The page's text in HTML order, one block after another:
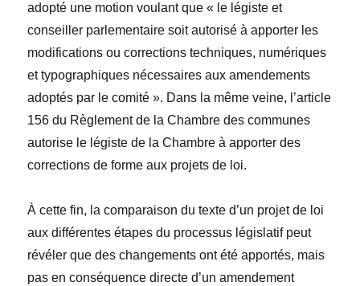
adopté une motion voulant que « le légiste et
conseiller parlementaire soit autorisé à apporter les
modifications ou corrections techniques, numériques
et typographiques nécessaires aux amendements
adoptés par le comité ». Dans la même veine, l’article
156 du Règlement de la Chambre des communes
autorise le légiste de la Chambre à apporter des
corrections de forme aux projets de loi.
À cette fin, la comparaison du texte d’un projet de loi
aux différentes étapes du processus législatif peut
révéler que des changements ont été apportés, mais
pas en conséquence directe d’un amendement